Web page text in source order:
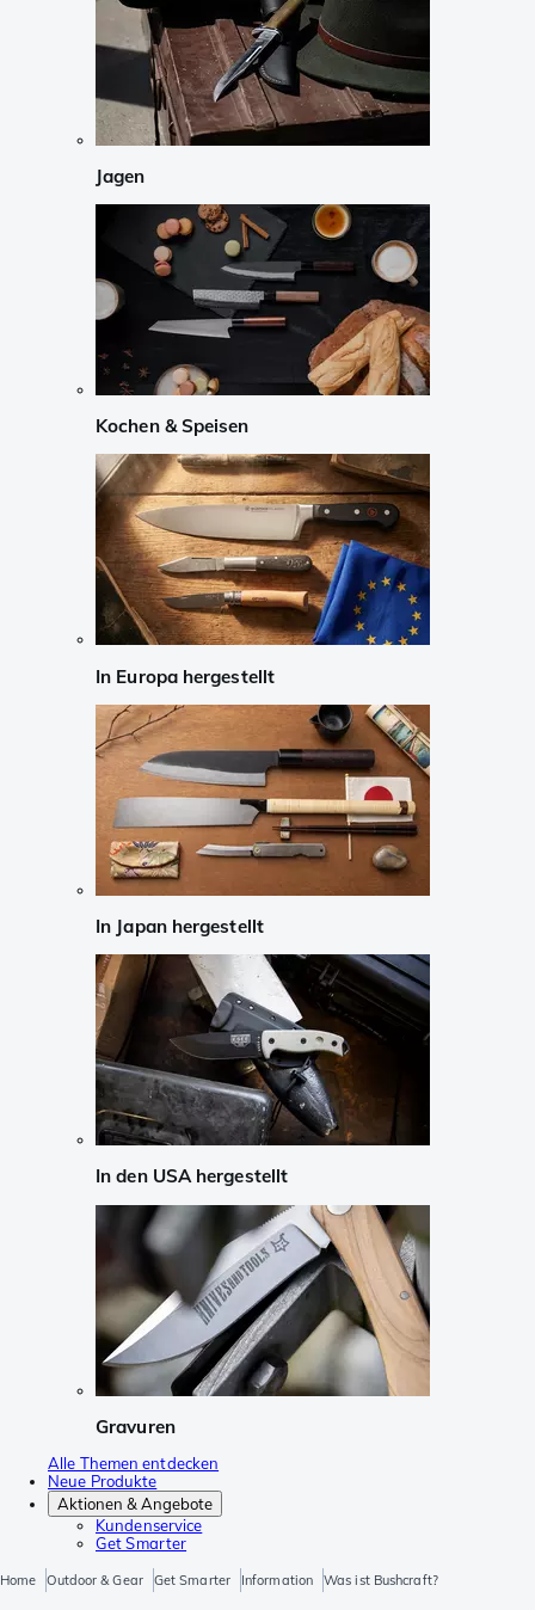
Jagen
Kochen & Speisen
In Europa hergestellt
In Japan hergestellt
In den USA hergestellt
Gravuren
Alle Themen entdecken
Neue Produkte
Aktionen & Angebote
Kundenservice
Get Smarter
Home Outdoor & Gear Get Smarter Information Was ist Bushcraft?